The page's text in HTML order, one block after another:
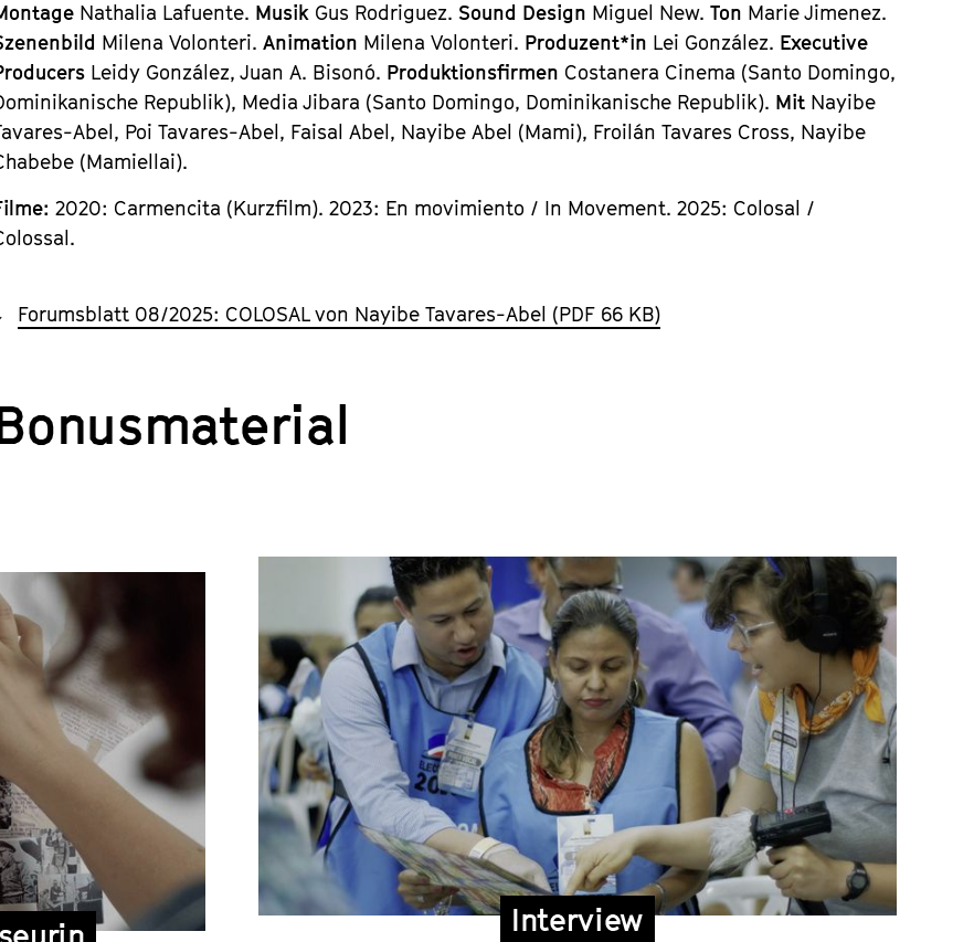
Nathalia Lafuente. Musik Gus Rodriguez. Sound Design Miguel New.Ton Marie Jimenez.
Milena Volonteri.Animation Milena Volonteri. Produzent*in Lei González. Executive
Leidy González, Juan A. Bisonó. Produktionsfirmen Costanera Cinema (Santo Domingo,
Republik), Media Jibara (Santo Domingo, Dominikanische Republik). Mit Nayibe
Abel, Poi Tavares-Abel, Faisal Abel, Nayibe Abel (Mami), Froilán Tavares Cross, Nayibe
(Mamiellai).
2020: Carmencita (Kurzfilm). 2023: En movimiento / In Movement. 2025: Colosal /
Forumsblatt 08/2025: COLOSAL von Nayibe Tavares-Abel (PDF 66 KB)
Interview